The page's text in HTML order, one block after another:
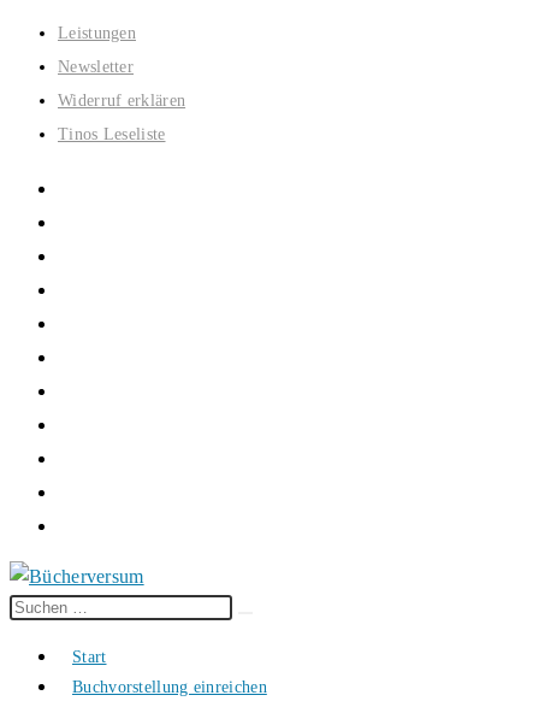
Zum
Inhalt
springen
Leistungen
Newsletter
Widerruf erklären
Tinos Leseliste
Diese
durchsuchen
Start
Buchvorstellung einreichen